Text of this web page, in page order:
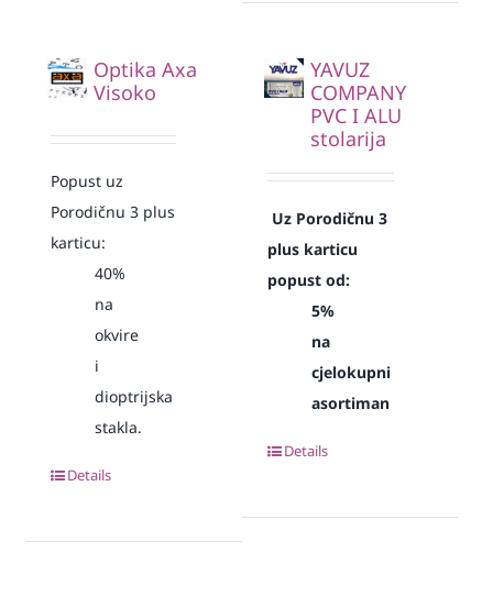
Optika Axa
Visoko
Popust uz
Porodičnu 3 plus
karticu:
40%
na
okvire
i
dioptrijska
stakla.
Details
YAVUZ
COMPANY
PVC I ALU
stolarija
Uz Porodičnu 3
plus karticu
popust od:
5%
na
cjelokupni
asortiman
Details